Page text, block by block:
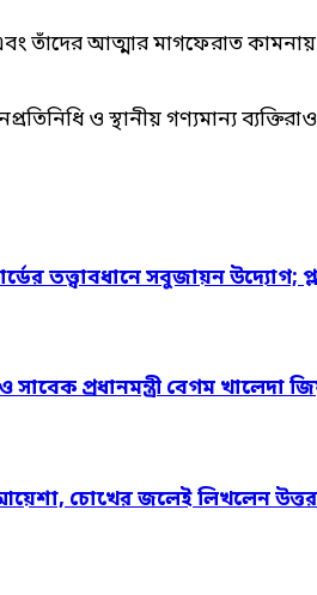
তাঁদের আত্মার মাগফেরাত
ও স্থানীয় গণ্যমান্য
তত্ত্বাবধানে সবুজায়ন উদ্যোগ;
প্রধানমন্ত্রী বেগম খালেদা
চোখের জলেই লিখলেন